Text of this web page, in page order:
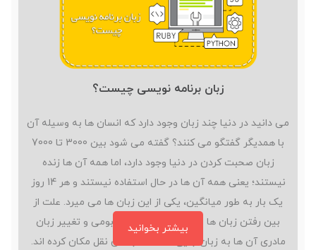
زبان برنامه نویسی چیست؟
می دانید در دنیا چند زبان وجود دارد که انسان ها به وسیله آن
با همدیگر گفتگو می کنند؟ گفته می شود بین 3000 تا 7000
زبان صحبت کردن در دنیا وجود دارد، اما همه آن ها زنده
نیستند؛ یعنی همه آن ها در حال استفاده نیستند و هر 14 روز
یک بار به طور میانگین، یکی از این زبان ها می میرد. علت از
بین رفتن زبان ها معمولاً مهاجرت مردم بومی و تغییر زبان
مادری آن ها به زبان جایی است که به آن نقل مکان کرده اند.
بیشتر بخوانید